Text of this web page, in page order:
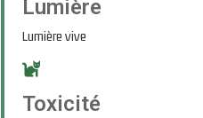
Lumière
Lumière vive
Toxicité